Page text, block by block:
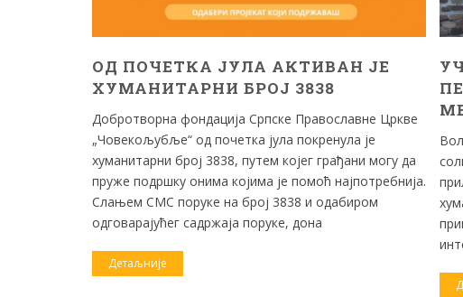
ОД ПОЧЕТКА ЈУЛА АКТИВАН ЈЕ
ХУМАНИТАРНИ БРОЈ 3838
Добротворна фондација Српске Православне Цркве
„Човекољубље“ од почетка јула покренула је
хуманитарни број 3838, путем којег грађани могу да
пруже подршку онима којима је помоћ најпотребнија.
Слањем СМС поруке на број 3838 и одабиром
одговарајућег садржаја поруке, дона
Детаљније